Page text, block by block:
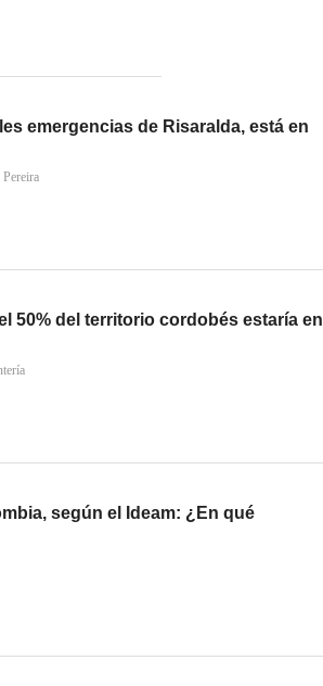
emergencias de Risaralda, está en
Pereira
50% del territorio cordobés estaría en
según el Ideam: ¿En qué